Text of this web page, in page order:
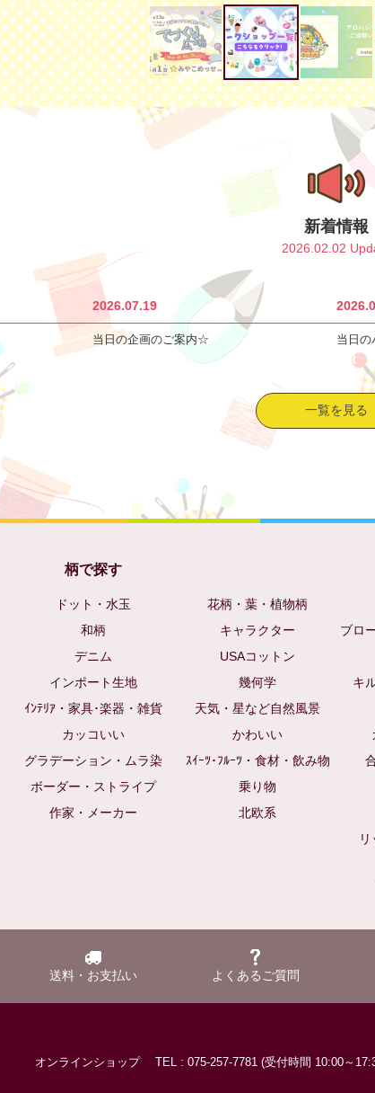
新着情報
2026.02.02
2026.07.19
当日の企画のご案内☆ 当日の
一覧を見る
柄で探す
ドット・水玉
花柄・葉・植物柄
和柄
キャラクター
デニム
USAコットン
インポート生地
幾何学
ｲﾝﾃﾘｱ・家具･楽器・雑貨
天気・星など自然風景
カッコいい
かわいい
グラデーション・ムラ染
ｽｲｰﾂ･ﾌﾙｰﾂ・食材・飲み物
ボーダー・ストライプ
乗り物
作家・メーカー 北欧系
ブロ
キ
送料・お支払い よくあるご質問
オンラインショップ TEL : 075-257-7781 (受付時間 10:00～